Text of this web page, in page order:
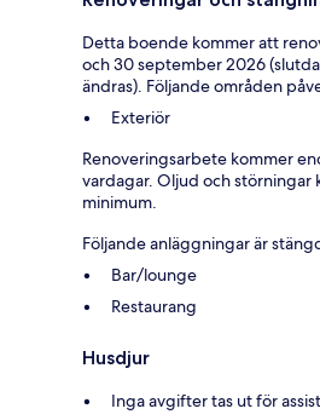
Detta boende kommer att
och 30 september 2026
ändras). Följande områden
Exteriör
Renoveringsarbete kommer
vardagar. Oljud och störningar
minimum.
Följande anläggningar är
Bar/lounge
Restaurang
Husdjur
Inga avgifter tas ut för